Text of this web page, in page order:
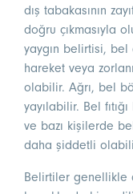
dış tabakasının
doğru çıkmasıyla
yaygın belirtisi, bel
hareket veya
olabilir. Ağrı, bel
yayılabilir. Bel
ve bazı kişilerde
daha şiddetli
Belirtiler genellikle